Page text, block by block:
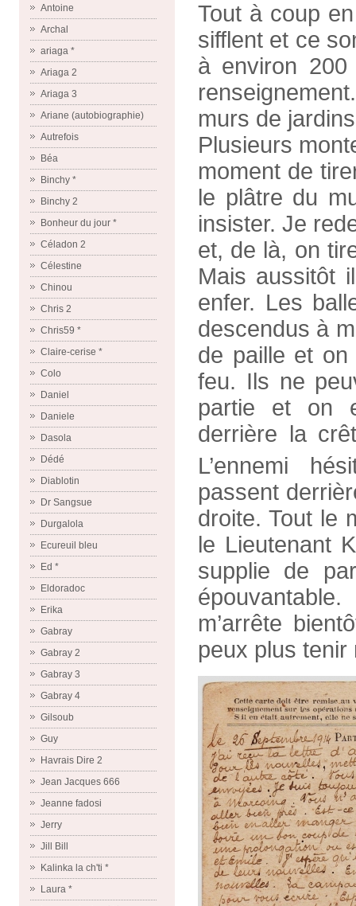
Antoine
Archal
ariaga *
Ariaga 2
Ariaga 3
Ariane (autobiographie)
Autrefois
Béa
Binchy *
Binchy 2
Bonheur du jour *
Céladon 2
Célestine
Chinou
Chris 2
Chris59 *
Claire-cerise *
Colo
Daniel
Daniele
Dasola
Dédé
Diablotin
Dr Sangsue
Durgalola
Ecureuil bleu
Ed *
Eldoradoc
Erika
Gabray
Gabray 2
Gabray 3
Gabray 4
Gilsoub
Guy
Havrais Dire 2
Jean Jacques 666
Jeanne fadosi
Jerry
Jill Bill
Kalinka la ch'ti *
Laura *
Tout à coup
sifflent et ce
à environ
murs de
Plusieurs
moment de
le plâtre du
insister. Je
et, de là, on
Mais aussitôt
enfer. Les
descendus à
de paille et
feu. Ils ne
partie et on
derrière la
L’ennemi
passent
droite. Tout le
le Lieutenant
supplie de
m’arrête
peux plus tenir